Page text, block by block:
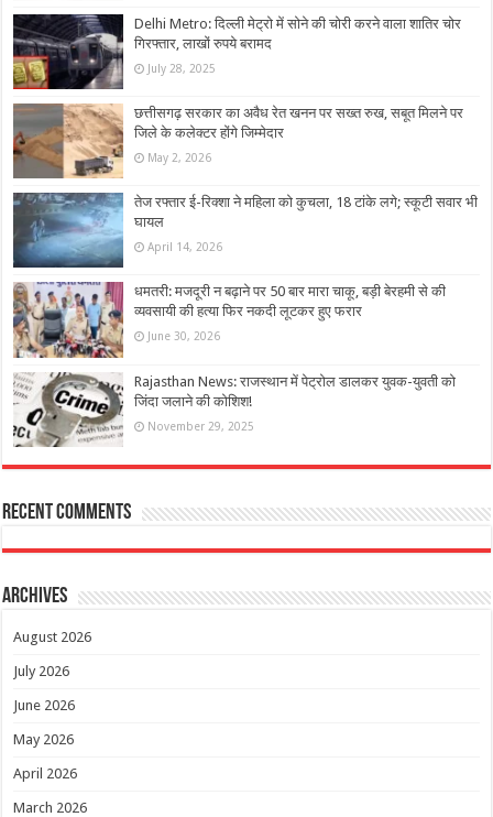
Delhi Metro: दिल्ली मेट्रो में सोने की चोरी करने वाला शातिर चोर
गिरफ्तार, लाखों रुपये बरामद
July 28, 2025
छत्तीसगढ़ सरकार का अवैध रेत खनन पर सख्त रुख, सबूत मिलने पर
जिले के कलेक्टर होंगे जिम्मेदार
May 2, 2026
तेज रफ्तार ई-रिक्शा ने महिला को कुचला, 18 टांके लगे; स्कूटी सवार भी
घायल
April 14, 2026
धमतरी: मजदूरी न बढ़ाने पर 50 बार मारा चाकू, बड़ी बेरहमी से की
व्यवसायी की हत्या फिर नकदी लूटकर हुए फरार
June 30, 2026
Rajasthan News: राजस्थान में पेट्रोल डालकर युवक-युवती को
जिंदा जलाने की कोशिश!
November 29, 2025
Recent Comments
Archives
August 2026
July 2026
June 2026
May 2026
April 2026
March 2026